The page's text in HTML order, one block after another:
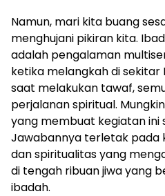
Namun, mari kita buang
menghujani pikiran kita.
adalah pengalaman
ketika melangkah di sekitar
saat melakukan tawaf,
perjalanan spiritual.
yang membuat kegiatan ini
Jawabannya terletak pada
dan spiritualitas yang
di tengah ribuan jiwa yang
ibadah.